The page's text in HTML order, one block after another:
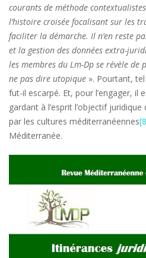
courants de méthode
l’histoire croisée focalisant sur les
faciliter la démarche. Il n’en reste
et la gestion des données extra-
les membres du Lm-Dp se révèle
ne pas dire utopique ». Pourtant,
fut-il escarpé. Et, pour l’engager, il
gardant à l’esprit l’objectif
par les cultures méditerranéennes
Méditerranée.